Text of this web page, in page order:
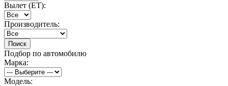
Вылет (ET):
Производитель:
Подбор по автомобилю
Марка:
Модель: